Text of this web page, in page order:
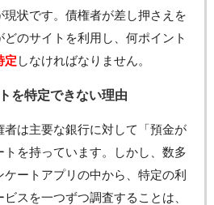
状です。債権者が差し押さえを
のサイトを利用し、何ポイント
定 しなければなりません。
を特定できない理由
は主要な銀行に対して「預金が
を持っています。しかし、数多
ートアプリの中から、特定の利
スを一つずつ調査することは、